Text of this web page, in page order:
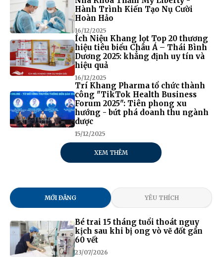
Hành Trình Kiến Tạo Nụ Cười
Hoàn Hảo
16/12/2025
Ích Niệu Khang lọt Top 20 thương
hiệu tiêu biểu Châu Á – Thái Bình
Dương 2025: khẳng định uy tín và
hiệu quả
16/12/2025
Trí Khang Pharma tổ chức thành
công "TikTok Health Business
Forum 2025": Tiên phong xu
hướng - bứt phá doanh thu ngành
dược
15/12/2025
XEM THÊM
MỚI ĐĂNG YÊU THÍCH
Bé trai 15 tháng tuổi thoát nguy
kịch sau khi bị ong vò vẽ đốt gần
60 vết
23/07/2026